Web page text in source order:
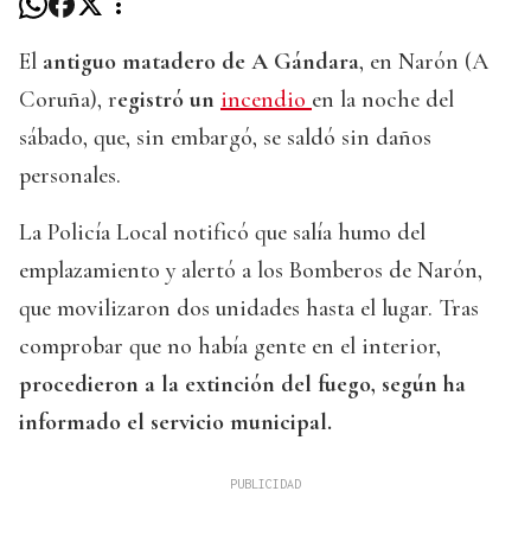
El antiguo matadero de A Gándara, en Narón (A
Coruña), registró un incendio en la noche del
sábado, que, sin embargó, se saldó sin daños
personales.
La Policía Local notificó que salía humo del
emplazamiento y alertó a los Bomberos de Narón,
que movilizaron dos unidades hasta el lugar. Tras
comprobar que no había gente en el interior,
procedieron a la extinción del fuego, según ha
informado el servicio municipal.